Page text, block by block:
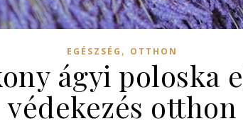
EGÉSZSÉG , OTTHON
ágyi poloska
védekezés otthon